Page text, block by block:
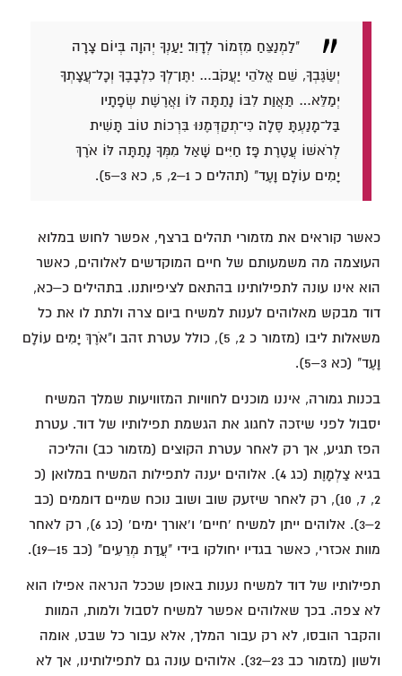
"לַמְנַצֵּחַ מִזְמוֹר לְדָוִד׃ יַעַנְךָ יְהוָה בְּיוֹם צָרָה
יְשַׂגֶּבְךָ, שֵׁם אֱלֹהֵי יַעֲקֹב… יִתֶּן־לְךָ כִלְבָבֶךָ וְכָל־עֲצָתְךָ
יְמַלֵּא… תַּאֲוַת לִבּוֹ נָתַתָּה לּוֹ וַאֲרֶשֶׁת שְׂפָתָיו
בַּל־מָנַעְתָּ סֶּלָה׃ כִּי־תְקַדְּמֶנּוּ בִּרְכוֹת טוֹב תָּשִׁית
לְרֹאשׁוֹ עֲטֶרֶת פָּז׃ חַיִּים שָׁאַל מִמְּךָ נָתַתָּה לּוֹ אֹרֶךְ
יָמִים עוֹלָם וָעֶד" (תהלים כ 1–2, 5, כא 3–5).
כאשר קוראים את מזמורי תהלים ברצף, אפשר לחוש במלוא
העוצמה מה משמעותם של חיים המוקדשים לאלוהים, כאשר
הוא אינו עונה לתפילותינו בהתאם לציפיותנו. בתהילים כ–כא,
דוד מבקש מאלוהים לענות למשיח ביום צרה ולתת לו את כל
משאלות ליבו (מזמור כ 2, 5), כולל עטרת זהב ו"אֹרֶךְ יָמִים עוֹלָם
וָעֶד" (כא 3–5).
בכנות גמורה, איננו מוכנים לחוויות המזוויעות שמלך המשיח
יסבול לפני שיזכה לחגוג את הגשמת תפילותיו של דוד. עטרת
הפז תגיע, אך רק לאחר עטרת הקוצים (מזמור כב) והליכה
בגיא צַלְמָוֶת (כג 4). אלוהים יענה לתפילות המשיח במלואן (כ
2, 7, 10), רק לאחר שיזעק שוב ושוב נוכח שמיים דוממים (כב
2–3). אלוהים ייתן למשיח 'חיים' ו'אורך ימים' (כג 6), רק לאחר
מוות אכזרי, כאשר בגדיו יחולקו בידי "עֲדַת מְרֵעִים" (כב 15–19).
תפילותיו של דוד למשיח נענות באופן שככל הנראה אפילו הוא
לא צפה. בכך שאלוהים אפשר למשיח לסבול ולמות, המוות
והקבר הובסו, לא רק עבור המלך, אלא עבור כל שבט, אומה
ולשון (מזמור כב 23–32). אלוהים עונה גם לתפילותינו, אך לא